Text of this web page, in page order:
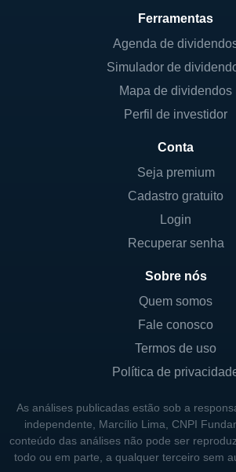
Ferramentas
Agenda de
Simulador de
Mapa de dividendos
Perfil de investidor
Conta
Seja premium
Cadastro gratuito
Login
Recuperar senha
Sobre nós
Quem somos
Fale conosco
Termos de uso
Política de
As análises publicadas estão sob a
independente, Marcílio Lima, CNPI
conteúdo das análises não pode ser
todo ou em parte, a qualquer terceiro sem